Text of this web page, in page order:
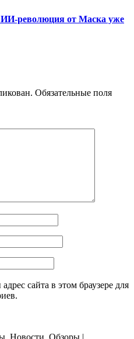
ИИ-революция от Маска уже
Обязательные поля
сайта в этом браузере для